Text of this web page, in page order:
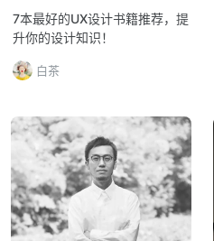
7本最好的UX设计书籍推荐，提
升你的设计知识！
白茶